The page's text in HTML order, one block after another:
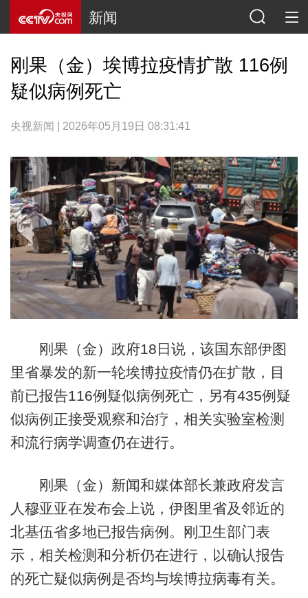
新闻
刚果（金）埃博拉疫情扩散 116例
疑似病例死亡
央视新闻 | 2026年05月19日 08:31:41
刚果（金）政府18日说，该国东部伊图
里省暴发的新一轮埃博拉疫情仍在扩散，目
前已报告116例疑似病例死亡，另有435例疑
似病例正接受观察和治疗，相关实验室检测
和流行病学调查仍在进行。
刚果（金）新闻和媒体部长兼政府发言
人穆亚亚在发布会上说，伊图里省及邻近的
北基伍省多地已报告病例。刚卫生部门表
示，相关检测和分析仍在进行，以确认报告
的死亡疑似病例是否均与埃博拉病毒有关。